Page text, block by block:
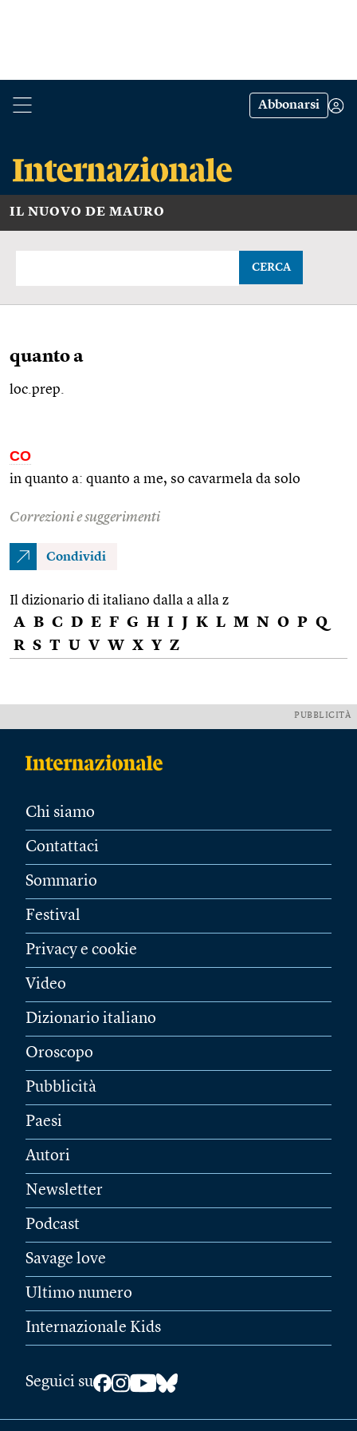
Abbonarsi
IL NUOVO DE MAURO
CERCA
quanto a
loc.prep.
CO
in quanto a: quanto a me, so cavarmela da solo
Correzioni e suggerimenti
Condividi
Il dizionario di italiano dalla a alla z
A B C D E F G H I J K L M N O P Q
R S T U V W X Y Z
PUBBLICITÀ
Chi siamo
Contattaci
Sommario
Festival
Privacy e cookie
Video
Dizionario italiano
Oroscopo
Pubblicità
Paesi
Autori
Newsletter
Podcast
Savage love
Ultimo numero
Internazionale Kids
Seguici su